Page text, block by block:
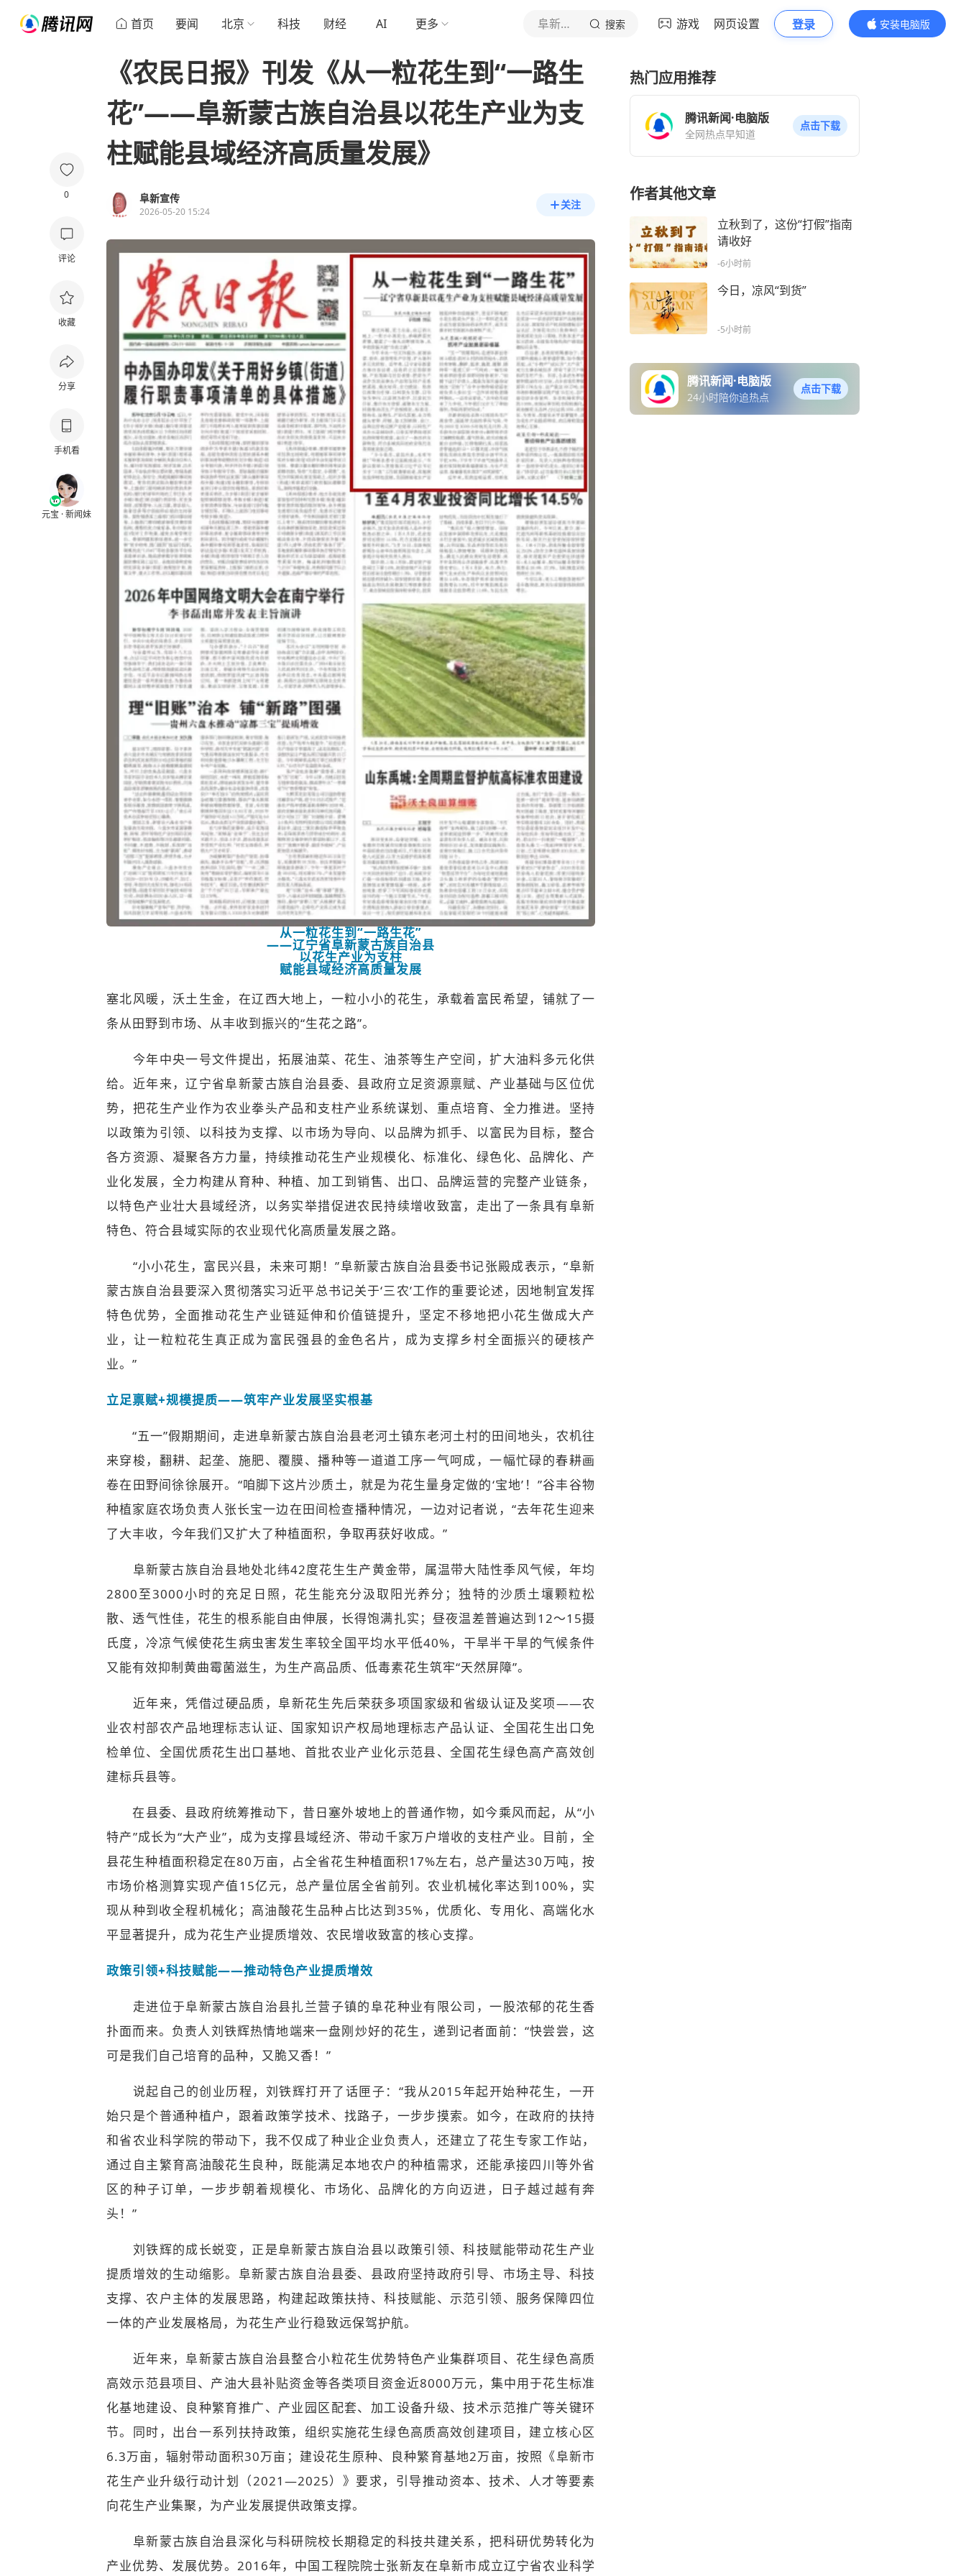
首页 要闻 北京 科技 财经 AI 更多 阜新宣传 搜索 游戏 网页设置 登录
安装电脑版
内容更精彩
0
评论
收藏
分享
手机看
元宝 · 新闻妹
《农民日报》刊发《从一粒花生到“一路生
花”——阜新蒙古族自治县以花生产业为支
柱赋能县域经济高质量发展》
阜新宣传
2026-05-20 15:24
关注
从一粒花生到“一路生花”
——辽宁省阜新蒙古族自治县
以花生产业为支柱
赋能县域经济高质量发展
塞北风暖，沃土生金，在辽西大地上，一粒小小的花生，承载着富民希望，铺就了一
条从田野到市场、从丰收到振兴的“生花之路”。
今年中央一号文件提出，拓展油菜、花生、油茶等生产空间，扩大油料多元化供
给。近年来，辽宁省阜新蒙古族自治县委、县政府立足资源禀赋、产业基础与区位优
势，把花生产业作为农业拳头产品和支柱产业系统谋划、重点培育、全力推进。坚持
以政策为引领、以科技为支撑、以市场为导向、以品牌为抓手、以富民为目标，整合
各方资源、凝聚各方力量，持续推动花生产业规模化、标准化、绿色化、品牌化、产
业化发展，全力构建从育种、种植、加工到销售、出口、品牌运营的完整产业链条，
以特色产业壮大县域经济，以务实举措促进农民持续增收致富，走出了一条具有阜新
特色、符合县域实际的农业现代化高质量发展之路。
“小小花生，富民兴县，未来可期！”阜新蒙古族自治县委书记张殿成表示，“阜新
蒙古族自治县要深入贯彻落实习近平总书记关于‘三农’工作的重要论述，因地制宜发挥
特色优势，全面推动花生产业链延伸和价值链提升，坚定不移地把小花生做成大产
业，让一粒粒花生真正成为富民强县的金色名片，成为支撑乡村全面振兴的硬核产
业。”
立足禀赋+规模提质——筑牢产业发展坚实根基
“五一”假期期间，走进阜新蒙古族自治县老河土镇东老河土村的田间地头，农机往
来穿梭，翻耕、起垄、施肥、覆膜、播种等一道道工序一气呵成，一幅忙碌的春耕画
卷在田野间徐徐展开。“咱脚下这片沙质土，就是为花生量身定做的‘宝地’！”谷丰谷物
种植家庭农场负责人张长宝一边在田间检查播种情况，一边对记者说，“去年花生迎来
了大丰收，今年我们又扩大了种植面积，争取再获好收成。”
阜新蒙古族自治县地处北纬42度花生生产黄金带，属温带大陆性季风气候，年均
2800至3000小时的充足日照，花生能充分汲取阳光养分；独特的沙质土壤颗粒松
散、透气性佳，花生的根系能自由伸展，长得饱满扎实；昼夜温差普遍达到12～15摄
氏度，冷凉气候使花生病虫害发生率较全国平均水平低40%，干旱半干旱的气候条件
又能有效抑制黄曲霉菌滋生，为生产高品质、低毒素花生筑牢“天然屏障”。
近年来，凭借过硬品质，阜新花生先后荣获多项国家级和省级认证及奖项——农
业农村部农产品地理标志认证、国家知识产权局地理标志产品认证、全国花生出口免
检单位、全国优质花生出口基地、首批农业产业化示范县、全国花生绿色高产高效创
建标兵县等。
在县委、县政府统筹推动下，昔日塞外坡地上的普通作物，如今乘风而起，从“小
特产”成长为“大产业”，成为支撑县域经济、带动千家万户增收的支柱产业。目前，全
县花生种植面积稳定在80万亩，占全省花生种植面积17%左右，总产量达30万吨，按
市场价格测算实现产值15亿元，总产量位居全省前列。农业机械化率达到100%，实
现从种到收全程机械化；高油酸花生品种占比达到35%，优质化、专用化、高端化水
平显著提升，成为花生产业提质增效、农民增收致富的核心支撑。
政策引领+科技赋能——推动特色产业提质增效
走进位于阜新蒙古族自治县扎兰营子镇的阜花种业有限公司，一股浓郁的花生香
扑面而来。负责人刘铁辉热情地端来一盘刚炒好的花生，递到记者面前：“快尝尝，这
可是我们自己培育的品种，又脆又香！”
说起自己的创业历程，刘铁辉打开了话匣子：“我从2015年起开始种花生，一开
始只是个普通种植户，跟着政策学技术、找路子，一步步摸索。如今，在政府的扶持
和省农业科学院的带动下，我不仅成了种业企业负责人，还建立了花生专家工作站，
通过自主繁育高油酸花生良种，既能满足本地农户的种植需求，还能承接四川等外省
区的种子订单，一步步朝着规模化、市场化、品牌化的方向迈进，日子越过越有奔
头！”
刘铁辉的成长蜕变，正是阜新蒙古族自治县以政策引领、科技赋能带动花生产业
提质增效的生动缩影。阜新蒙古族自治县委、县政府坚持政府引导、市场主导、科技
支撑、农户主体的发展思路，构建起政策扶持、科技赋能、示范引领、服务保障四位
一体的产业发展格局，为花生产业行稳致远保驾护航。
近年来，阜新蒙古族自治县整合小粒花生优势特色产业集群项目、花生绿色高质
高效示范县项目、产油大县补贴资金等各类项目资金近8000万元，集中用于花生标准
化基地建设、良种繁育推广、产业园区配套、加工设备升级、技术示范推广等关键环
节。同时，出台一系列扶持政策，组织实施花生绿色高质高效创建项目，建立核心区
6.3万亩，辐射带动面积30万亩；建设花生原种、良种繁育基地2万亩，按照《阜新市
花生产业升级行动计划（2021—2025）》要求，引导推动资本、技术、人才等要素
向花生产业集聚，为产业发展提供政策支撑。
阜新蒙古族自治县深化与科研院校长期稳定的科技共建关系，把科研优势转化为
产业优势、发展优势。2016年，中国工程院院士张新友在阜新市成立辽宁省农业科学
热门应用推荐
腾讯新闻·电脑版
全网热点早知道
点击下载
作者其他文章
立秋到了，这份“打假”指南
请收好
-6小时前
今日，凉风“到货”
-5小时前
腾讯新闻·电脑版
24小时陪你追热点
点击下载